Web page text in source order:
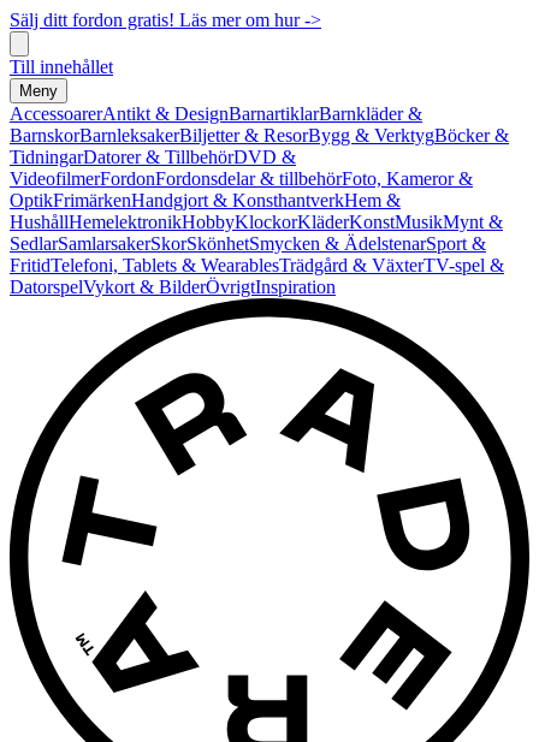
Sälj ditt fordon gratis! Läs mer om hur ->
Till innehållet
Meny
AccessoarerAntikt & DesignBarnartiklarBarnkläder &
BarnskorBarnleksakerBiljetter & ResorBygg & VerktygBöcker &
TidningarDatorer & TillbehörDVD &
VideofilmerFordonFordonsdelar & tillbehörFoto, Kameror &
OptikFrimärkenHandgjort & KonsthantverkHem &
HushållHemelektronikHobbyKlockorKläderKonstMusikMynt &
SedlarSamlarsakerSkorSkönhetSmycken & ÄdelstenarSport &
FritidTelefoni, Tablets & WearablesTrädgård & VäxterTV-spel &
DatorspelVykort & BilderÖvrigtInspiration